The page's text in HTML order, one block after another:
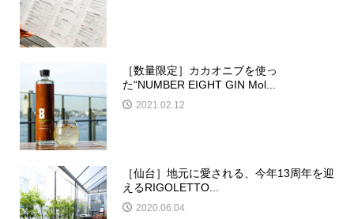
［数量限定］カカオニブを使っ
た“NUMBER EIGHT GIN Mol...
2021.02.12
［仙台］地元に愛される、今年13周年を迎
えるRIGOLETTO...
2020.06.04